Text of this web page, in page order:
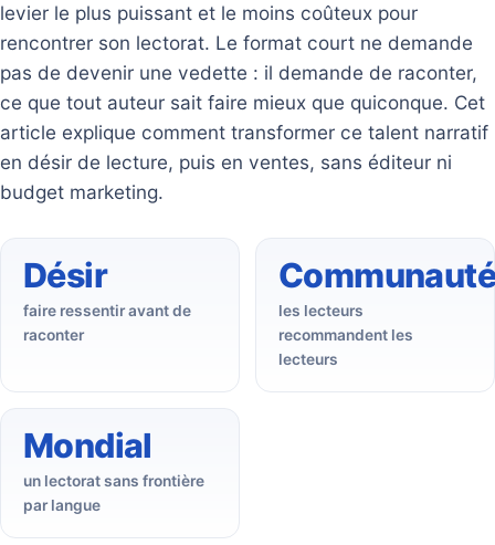
levier le plus puissant et le moins coûteux pour
rencontrer son lectorat. Le format court ne demande
pas de devenir une vedette : il demande de raconter,
ce que tout auteur sait faire mieux que quiconque. Cet
article explique comment transformer ce talent narratif
en désir de lecture, puis en ventes, sans éditeur ni
budget marketing.
Désir
faire ressentir avant de
raconter
Communauté
les lecteurs
recommandent les
lecteurs
Mondial
un lectorat sans frontière
par langue